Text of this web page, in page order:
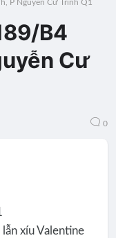
P Nguyễn Cư Trinh Q1
B4
Cư
0
xíu Valentine